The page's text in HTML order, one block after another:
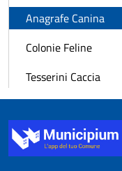
Anagrafe Canina
Colonie Feline
Tesserini Caccia